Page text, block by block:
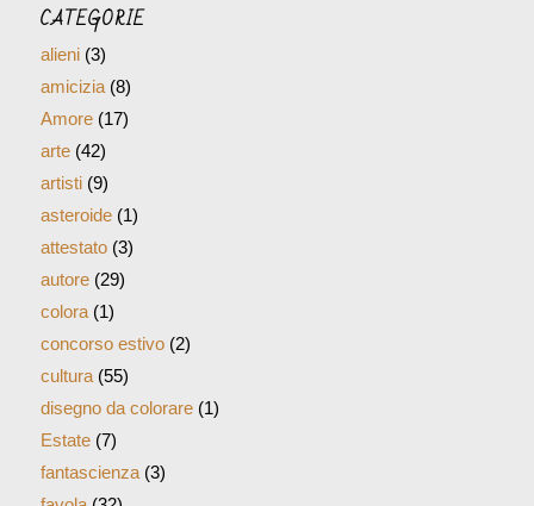
CATEGORIE
alieni(3)
amicizia(8)
Amore(17)
arte(42)
artisti(9)
asteroide(1)
attestato(3)
autore(29)
colora(1)
concorso estivo(2)
cultura(55)
disegno da colorare(1)
Estate(7)
fantascienza(3)